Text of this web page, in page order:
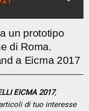
un prototipo
di Roma.
a Eicma 2017
EICMA 2017,
di tuo interesse